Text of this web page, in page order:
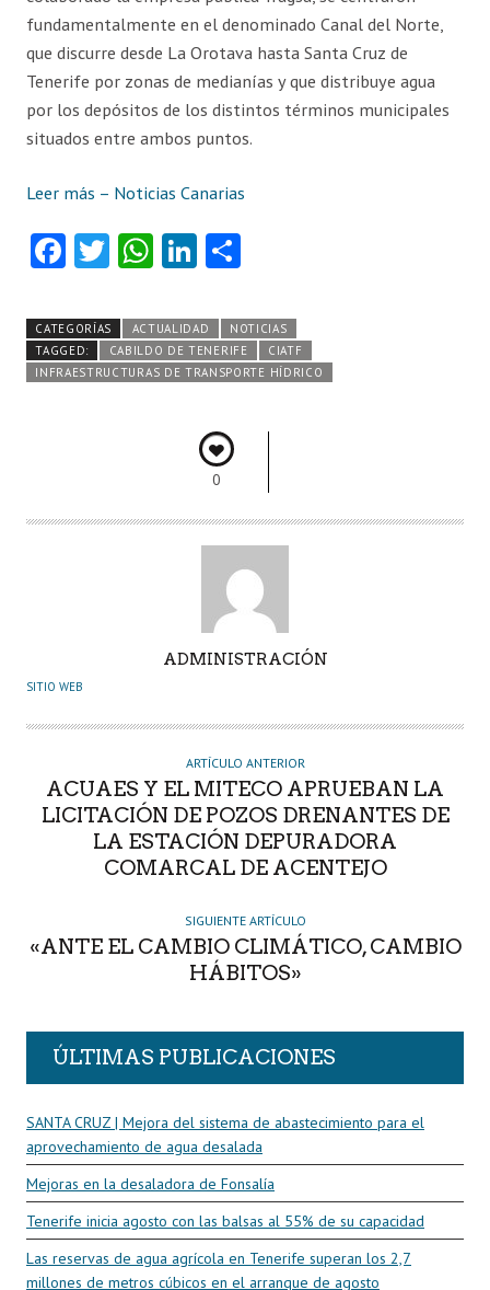
fundamentalmente en el denominado Canal del Norte,
que discurre desde La Orotava hasta Santa Cruz de
Tenerife por zonas de medianías y que distribuye agua
por los depósitos de los distintos términos municipales
situados entre ambos puntos.
Leer más – Noticias Canarias
Fa
b
o
o
T
itt
er
W
ts
A
p
Li
e
dI
n
m
pa
rti
CATEGORÍAS ACTUALIDAD
NOTICIAS
TAGGED:
CABILDO DE TENERIFE
CIATF
INFRAESTRUCTURAS DE TRANSPORTE HÍDRICO
0
U
O
ADMINISTRACIÓN
SITIO WEB
ARTÍCULO ANTERIOR
ACUAES Y EL MITECO APRUEBAN LA
LICITACIÓN DE POZOS DRENANTES DE
LA ESTACIÓN DEPURADORA
COMARCAL DE ACENTEJO
SIGUIENTE ARTÍCULO
«ANTE EL CAMBIO CLIMÁTICO, CAMBIO
HÁBITOS»
ÚLTIMAS PUBLICACIONES
SANTA CRUZ | Mejora del sistema de abastecimiento para el
aprovechamiento de agua desalada
Mejoras en la desaladora de Fonsalía
Tenerife inicia agosto con las balsas al 55% de su capacidad
Las reservas de agua agrícola en Tenerife superan los 2,7
millones de metros cúbicos en el arranque de agosto